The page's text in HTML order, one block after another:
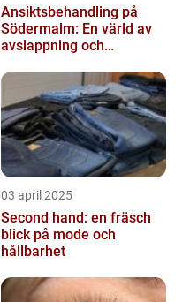
Ansiktsbehandling på
Södermalm: En värld av
avslappning och
03 april 2025
Second hand: en fräsch
blick på mode och
hållbarhet